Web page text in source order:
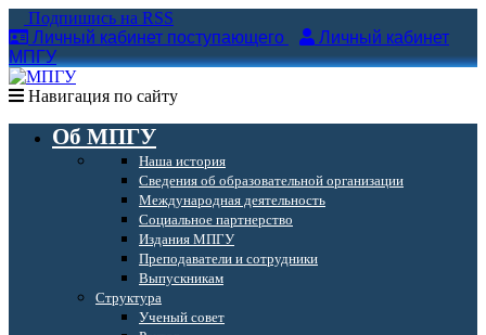
Подпишись на RSS
Личный кабинет поступающего
Личный кабинет
МПГУ
Навигация по сайту
Об МПГУ
Наша история
Сведения об образовательной организации
Международная деятельность
Социальное партнерство
Издания МПГУ
Преподаватели и сотрудники
Выпускникам
Структура
Ученый совет